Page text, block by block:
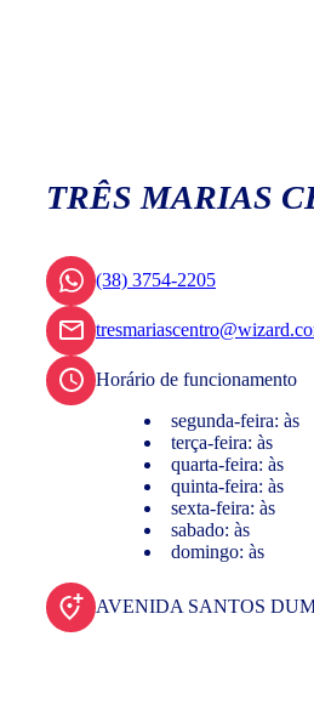
TRÊS MARIAS
(38) 3754-2205
Horário de funcionamento
segunda-feira: às
terça-feira: às
quarta-feira: às
quinta-feira: às
sexta-feira: às
sabado: às
domingo: às
AVENIDA SANTOS